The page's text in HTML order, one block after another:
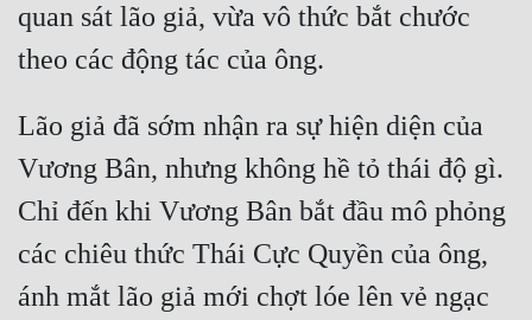
Ngôn Tình
Ngược
Nữ Cường
Nữ Phụ
Phong Thủy - Tâm Linh
Phương Tây
Phản Phái
quan sát lão giả, vừa vô thức bắt chước
Lão giả đã sớm nhận ra sự hiện diện của
Vương Bân, nhưng không hề tỏ thái độ gì.
Chỉ đến khi Vương Bân bắt đầu mô phỏng
các chiêu thức Thái Cực Quyền của ông,
ánh mắt lão giả mới chợt lóe lên vẻ ngạc